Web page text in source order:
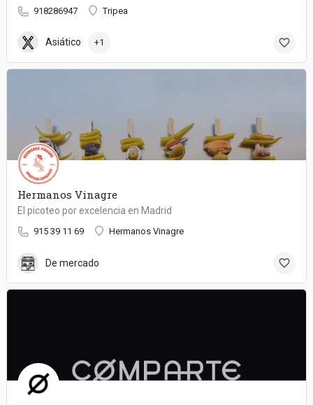
918286947 Tripea
Asiático +1
Hermanos Vinagre
El picoteo por excelencia en Madrid
915 39 11 69 Hermanos Vinagre
De mercado